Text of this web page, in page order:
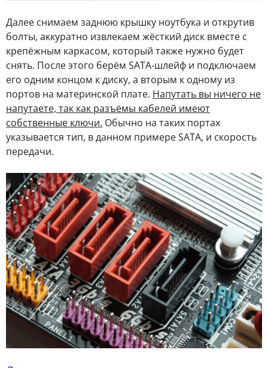
Далее снимаем заднюю крышку ноутбука и открутив
болты, аккуратно извлекаем жёсткий диск вместе с
крепёжным каркасом, который также нужно будет
снять. После этого берём SATA-шлейф и подключаем
его одним концом к диску, а вторым к одному из
портов на материнской плате. Напутать вы ничего не
напутаете, так как разъёмы кабелей имеют
собственные ключи. Обычно на таких портах
указывается тип, в данном примере SATA, и скорость
передачи.